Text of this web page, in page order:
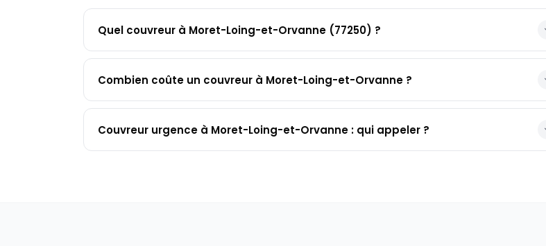
Quel couvreur à Moret-Loing-et-Orvanne (77250) ?
Combien coûte un couvreur à Moret-Loing-et-Orvanne ?
Couvreur urgence à Moret-Loing-et-Orvanne : qui appeler ?